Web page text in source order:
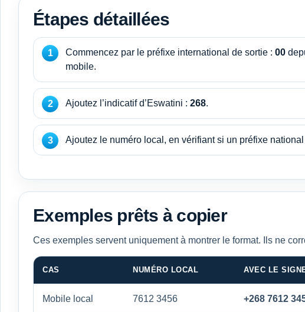
Étapes détaillées
Commencez par le préfixe international de sortie : 00
mobile.
Ajoutez l’indicatif d’Eswatini : 268.
Ajoutez le numéro local, en vérifiant si un préfixe
Exemples prêts à copier
Ces exemples servent uniquement à montrer le format. Ils ne
CAS NUMÉRO LOCAL AVEC LE
Mobile local 7612 3456 +268 7612